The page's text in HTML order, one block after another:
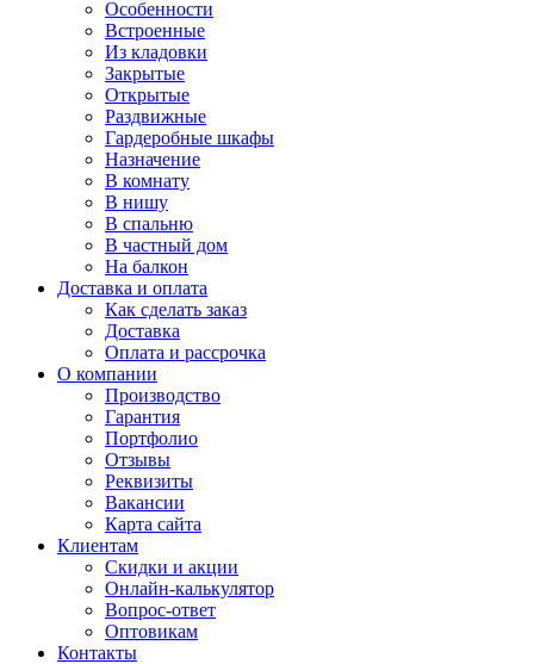
Особенности
Встроенные
Из кладовки
Закрытые
Открытые
Раздвижные
Гардеробные шкафы
Назначение
В комнату
В нишу
В спальню
В частный дом
На балкон
Доставка и оплата
Как сделать заказ
Доставка
Оплата и рассрочка
О компании
Производство
Гарантия
Портфолио
Отзывы
Реквизиты
Вакансии
Карта сайта
Клиентам
Скидки и акции
Онлайн-калькулятор
Вопрос-ответ
Оптовикам
Контакты